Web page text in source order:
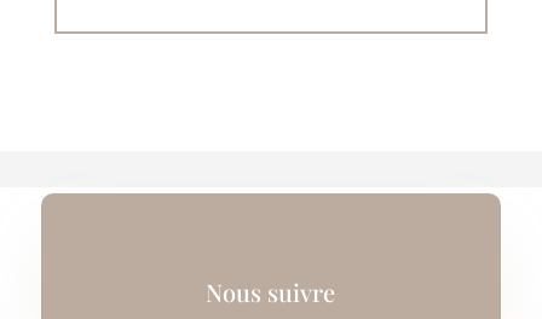
Nous suivre